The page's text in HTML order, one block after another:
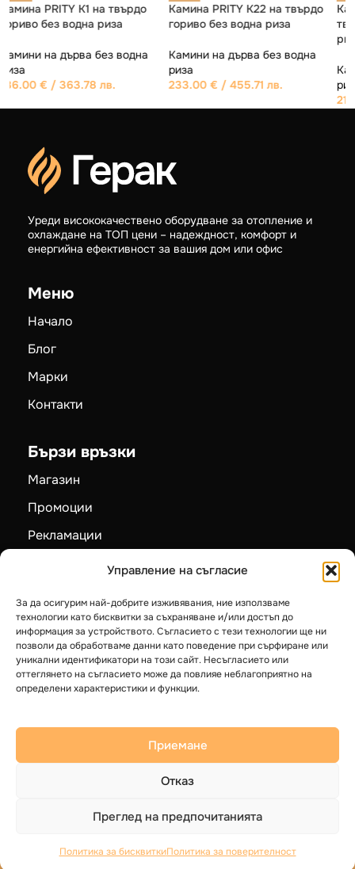
Управление на съгласие
За да осигурим най-добрите изживявания, ние използваме
технологии като бисквитки за съхраняване и/или достъп до
информация за устройството. Съгласието с тези технологии ще ни
позволи да обработваме данни като поведение при сърфиране или
уникални идентификатори на този сайт. Несъгласието или
оттеглянето на съгласието може да повлияе неблагоприятно на
определени характеристики и функции.
Приемане
Отказ
Преглед на предпочитанията
Политика за бисквиткиПолитика за поверителност
Камина PRITY K1 K 9kW на
твърдо гориво без водна
Камини на дърва без водна
риза
Камина PRITY FM на твърдо
гориво без водна риза
Камини на дърва без водна
риза
327.00 € / 639.56 лв.
Уреди висококачествено оборудване за отопление и
охлаждане на ТОП цени – надеждност, комфорт и
Бързи връзки
Рекламации
Карта на сайта
Категории
Пелетни камини
Камини на дърва
Бойлери
Общи условияПолитика за Поверителност